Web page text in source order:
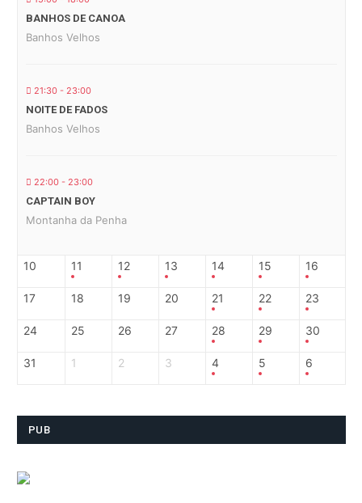
BANHOS DE CANOA
Banhos Velhos
21:30 - 23:00
NOITE DE FADOS
Banhos Velhos
22:00 - 23:00
CAPTAIN BOY
Montanha da Penha
10 11 12 13 14 15 16
17 18 19 20 21 22 23
24 25 26 27 28 29 30
31 1 2 3 4 5 6
PUB